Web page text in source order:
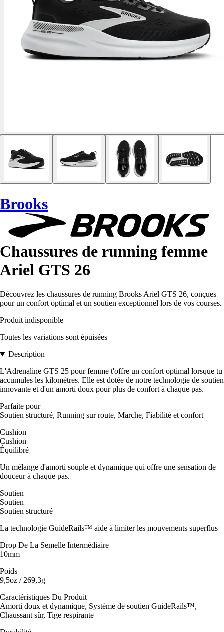
Brooks
Chaussures de running femme
Ariel GTS 26
Découvrez les chaussures de running Brooks Ariel GTS 26, conçues
pour un confort optimal et un soutien exceptionnel lors de vos courses.
Produit indisponible
Toutes les variations sont épuisées
Description
L'Adrenaline GTS 25 pour femme t'offre un confort optimal lorsque tu
accumules les kilomètres. Elle est dotée de notre technologie de soutien
innovante et d'un amorti doux pour plus de confort à chaque pas.
Parfaite pour
Soutien structuré, Running sur route, Marche, Fiabilité et confort
Cushion
Cushion
Équilibré
Un mélange d'amorti souple et dynamique qui offre une sensation de
douceur à chaque pas.
Soutien
Soutien
Soutien structuré
La technologie GuideRails™ aide à limiter les mouvements superflus
Drop De La Semelle Intermédiaire
10mm
Poids
9,5oz / 269,3g
Caractéristiques Du Produit
Amorti doux et dynamique, Système de soutien GuideRails™,
Chaussant sûr, Tige respirante